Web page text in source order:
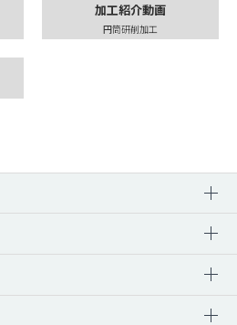
加工紹介動画
円筒研削加工